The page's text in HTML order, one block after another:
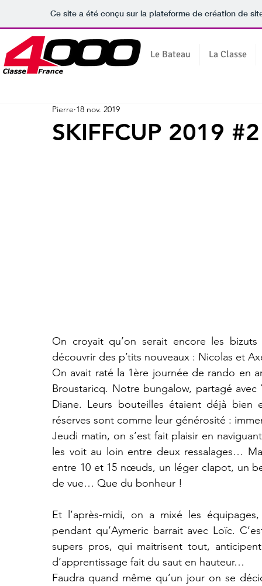
Ce site a été conçu sur la plateforme de création de
Le Bateau La Classe
SKIFFCUP 2019 #2
Pierre 18 nov. 2019
On croyait qu’on serait encore les
découvrir des p’tits nouveaux : Nicolas et
On avait raté la 1ère journée de rando en
Broustaricq. Notre bungalow, partagé
Diane. Leurs bouteilles étaient déjà bien
réserves sont comme leur générosité :
Jeudi matin, on s’est fait plaisir en
les voit au loin entre deux ressalages…
entre 10 et 15 nœuds, un léger clapot, un
de vue… Que du bonheur !
Et l’après-midi, on a mixé les
pendant qu’Aymeric barrait avec Loïc.
supers pros, qui maitrisent tout,
d’apprentissage fait du saut en hauteur…
Faudra quand même qu’un jour on se